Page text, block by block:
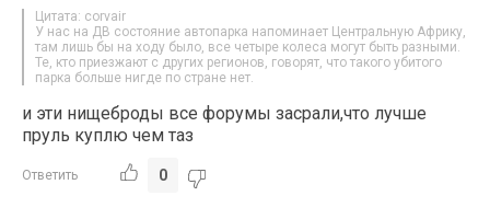
Цитата: corvair
У нас на ДВ состояние автопарка напоминает Центральную Африку,
там лишь бы на ходу было, все четыре колеса могут быть разными.
Те, кто приезжают с других регионов, говорят, что такого убитого
парка больше нигде по стране нет.
и эти нищеброды все форумы засрали,что лучше
пруль куплю чем таз
Ответить 0